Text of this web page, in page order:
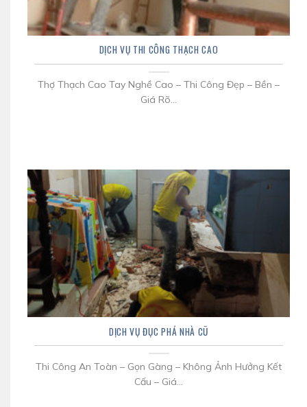
DỊCH VỤ THI CÔNG THẠCH CAO
Thợ Thạch Cao Tay Nghề Cao – Thi Công Đẹp – Bền –
Giá Rõ...
DỊCH VỤ ĐỤC PHÁ NHÀ CŨ
Thi Công An Toàn – Gọn Gàng – Không Ảnh Hưởng Kết
Cấu – Giá...